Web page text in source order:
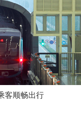
客顺畅出行